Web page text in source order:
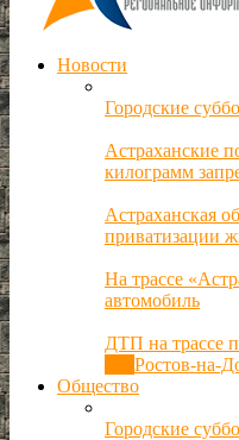
Новости
Городские
Астраханские
килограмм
Астраханская
приватизации
На трассе
автомобиль
ДТП на трассе
Ростов-на-
Общество
Городские